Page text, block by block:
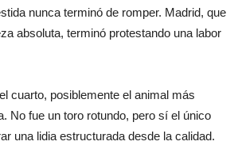
nunca terminó de romper. Madrid, que
absoluta, terminó protestando una labor
cuarto, posiblemente el animal más
No fue un toro rotundo, pero sí el único
una lidia estructurada desde la calidad.